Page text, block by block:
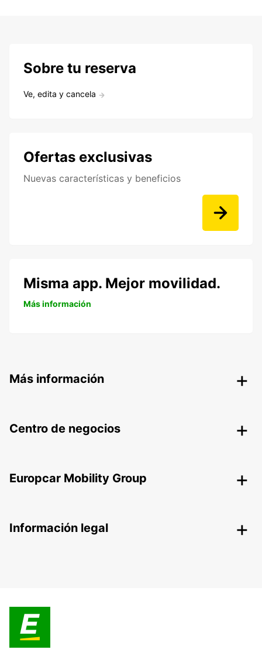
Sobre tu reserva
Ve, edita y cancela
Ofertas exclusivas
Nuevas características y beneficios
Misma app. Mejor movilidad.
Más información
Más información
Centro de negocios
Europcar Mobility Group
Información legal